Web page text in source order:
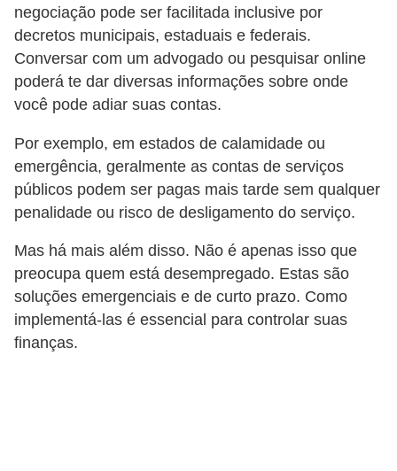
negociação pode ser facilitada inclusive por
decretos municipais, estaduais e federais.
Conversar com um advogado ou pesquisar online
poderá te dar diversas informações sobre onde
você pode adiar suas contas.
Por exemplo, em estados de calamidade ou
emergência, geralmente as contas de serviços
públicos podem ser pagas mais tarde sem qualquer
penalidade ou risco de desligamento do serviço.
Mas há mais além disso. Não é apenas isso que
preocupa quem está desempregado. Estas são
soluções emergenciais e de curto prazo. Como
implementá-las é essencial para controlar suas
finanças.
f
i
n
a
c
e
i
r
a
s
C
â